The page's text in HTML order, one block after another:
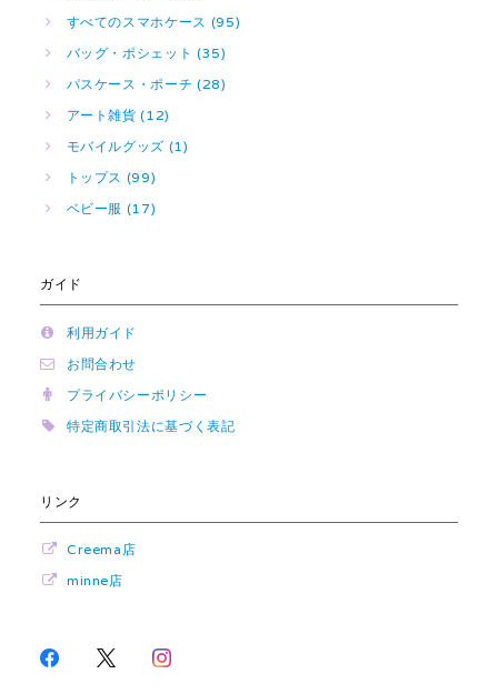
すべてのスマホケース (95)
バッグ・ポシェット (35)
パスケース・ポーチ (28)
アート雑貨 (12)
モバイルグッズ (1)
トップス (99)
ベビー服 (17)
ガイド
利用ガイド
お問合わせ
プライバシーポリシー
特定商取引法に基づく表記
リンク
Creema店
minne店